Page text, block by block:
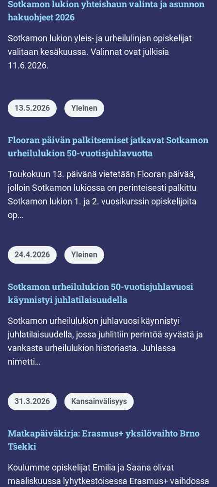
Sotkamon lukion yhteishaun valinta ja asunnon
hakuohjeet 2026
Sotkamon lukion yleis- ja urheilulinjan opiskelijat
valitaan kesäkuussa. Valinnat ovat julkisia
11.6.2026.
13.5.2026 Yleinen
Flooran päivän palkitsemiset jatkavat Sotkamon
urheilulukion 50-vuotisjuhlavuotta
Toukokuun 13. päivänä vietetään Flooran päivää,
jolloin Sotkamon lukiossa on perinteisesti palkittu
Sotkamon lukion 1. ja 2. vuosikurssin opiskelijoita
op…
24.4.2026 Yleinen
Sotkamon urheilulukion 50-vuotisjuhlavuosi
käynnistyi juhlatilaisuudella
Sotkamon urheilulukion juhlavuosi käynnistyi
juhlatilaisuudella, jossa juhlittiin perintöä syvästä ja
vankasta urheilulukion historiasta. Juhlassa
nimetti…
31.3.2026 Kansainvälisyys
Matkapäiväkirja: Erasmus+ yksilövaihto Brno
Tšekki
Koulumme opiskelijat Emilia ja Saana olivat
maaliskuussa lyhytkestoisessa Erasmus+ vaihdossa